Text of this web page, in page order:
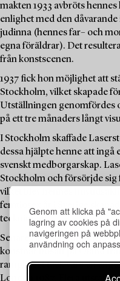
Genom att klicka på
lagring av cookies på
navigeringen på
användning och
makten 1933 avbröts
enlighet med den
judinna (hennes far– och
egna föräldrar). Det
från konstscenen.
1937 fick hon möjlighet att
Stockholm, vilket skapade
Utställningen genomfördes
på ett tre månaders långt
I Stockholm skaffade
dessa hjälpte henne att ingå
svenskt medborgarskap.
Stockholm och försörjde
vilket blev hennes
femtiosex år i Sverige
teckningar.
Senare i livet återupptäcktes
konstnär bosatt på Öland
rampljuset tack vare en
London 1987. Flera